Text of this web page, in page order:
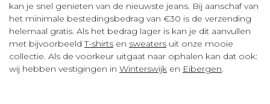
kan je snel genieten van de nieuwste jeans. Bij aanschaf van
het minimale bestedingsbedrag van €30 is de verzending
helemaal gratis. Als het bedrag lager is kan je dit aanvullen
met bijvoorbeeldT-shirts en sweaters uit onze mooie
collectie. Als de voorkeur uitgaat naar ophalen kan dat ook:
wij hebben vestigingen in Winterswijk en Eibergen.